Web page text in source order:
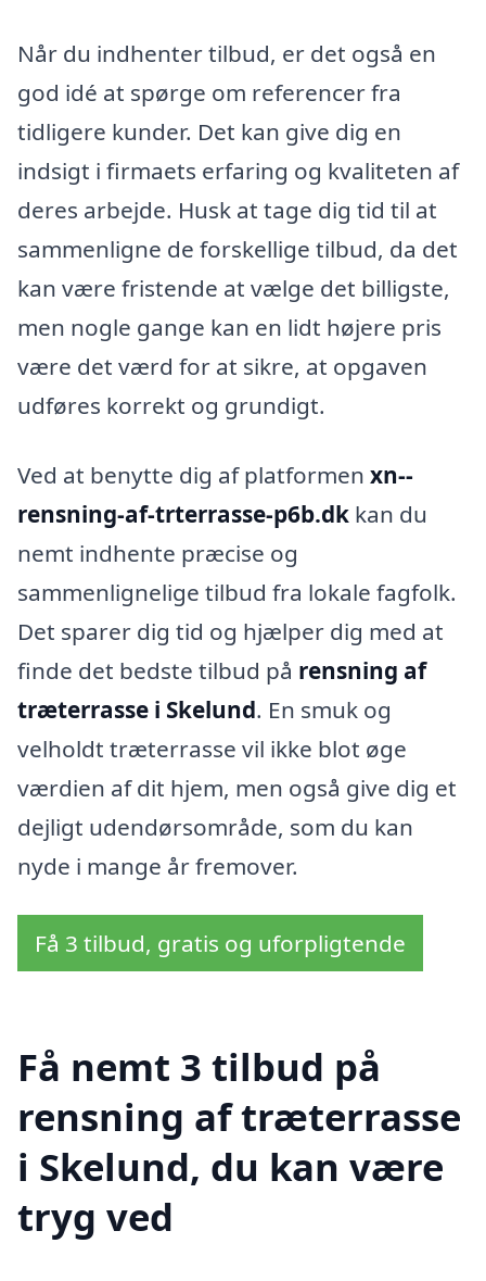
Når du indhenter tilbud, er det også en
god idé at spørge om referencer fra
tidligere kunder. Det kan give dig en
indsigt i firmaets erfaring og kvaliteten af
deres arbejde. Husk at tage dig tid til at
sammenligne de forskellige tilbud, da det
kan være fristende at vælge det billigste,
men nogle gange kan en lidt højere pris
være det værd for at sikre, at opgaven
udføres korrekt og grundigt.
Ved at benytte dig af platformen xn--
rensning-af-trterrasse-p6b.dk kan du
nemt indhente præcise og
sammenlignelige tilbud fra lokale fagfolk.
Det sparer dig tid og hjælper dig med at
finde det bedste tilbud på rensning af
træterrasse i Skelund. En smuk og
velholdt træterrasse vil ikke blot øge
værdien af dit hjem, men også give dig et
dejligt udendørsområde, som du kan
nyde i mange år fremover.
Få 3 tilbud, gratis og uforpligtende
Få nemt 3 tilbud på
rensning af træterrasse
i Skelund, du kan være
tryg ved